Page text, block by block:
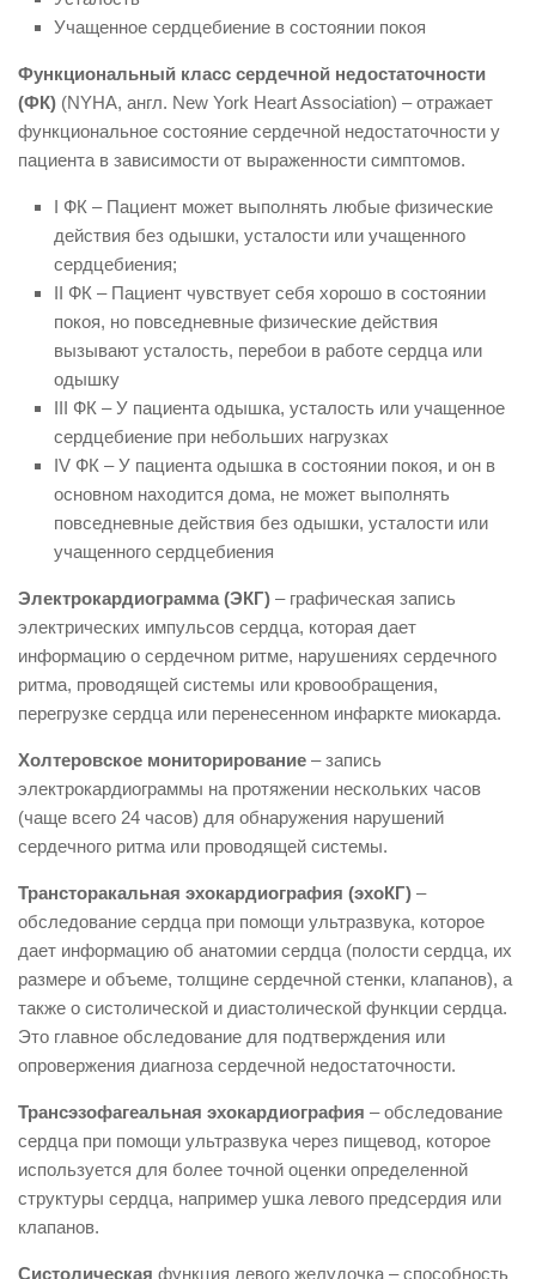
Учащенное сердцебиение в состоянии покоя
Функциональный класс сердечной недостаточности
(ФК) (NYHA, англ. New York Heart Association) – отражает
функциональное состояние сердечной недостаточности у
пациента в зависимости от выраженности симптомов.
I ФК – Пациент может выполнять любые физические
действия без одышки, усталости или учащенного
сердцебиения;
II ФК – Пациент чувствует себя хорошо в состоянии
покоя, но повседневные физические действия
вызывают усталость, перебои в работе сердца или
одышку
III ФК – У пациента одышка, усталость или учащенное
сердцебиение при небольших нагрузках
IV ФК – У пациента одышка в состоянии покоя, и он в
основном находится дома, не может выполнять
повседневные действия без одышки, усталости или
учащенного сердцебиения
Электрокардиограмма (ЭКГ) – графическая запись
электрических импульсов сердца, которая дает
информацию о сердечном ритме, нарушениях сердечного
ритма, проводящей системы или кровообращения,
перегрузке сердца или перенесенном инфаркте миокарда.
Холтеровское мониторирование – запись
электрокардиограммы на протяжении нескольких часов
(чаще всего 24 часов) для обнаружения нарушений
сердечного ритма или проводящей системы.
Трансторакальная эхокардиография (эхоКГ) –
обследование сердца при помощи ультразвука, которое
дает информацию об анатомии сердца (полости сердца, их
размере и объеме, толщине сердечной стенки, клапанов), а
также о систолической и диастолической функции сердца.
Это главное обследование для подтверждения или
опровержения диагноза сердечной недостаточности.
Трансэзофагеальная эхокардиография – обследование
сердца при помощи ультразвука через пищевод, которое
используется для более точной оценки определенной
структуры сердца, например ушка левого предсердия или
клапанов.
Систолическая функция левого желудочка – способность